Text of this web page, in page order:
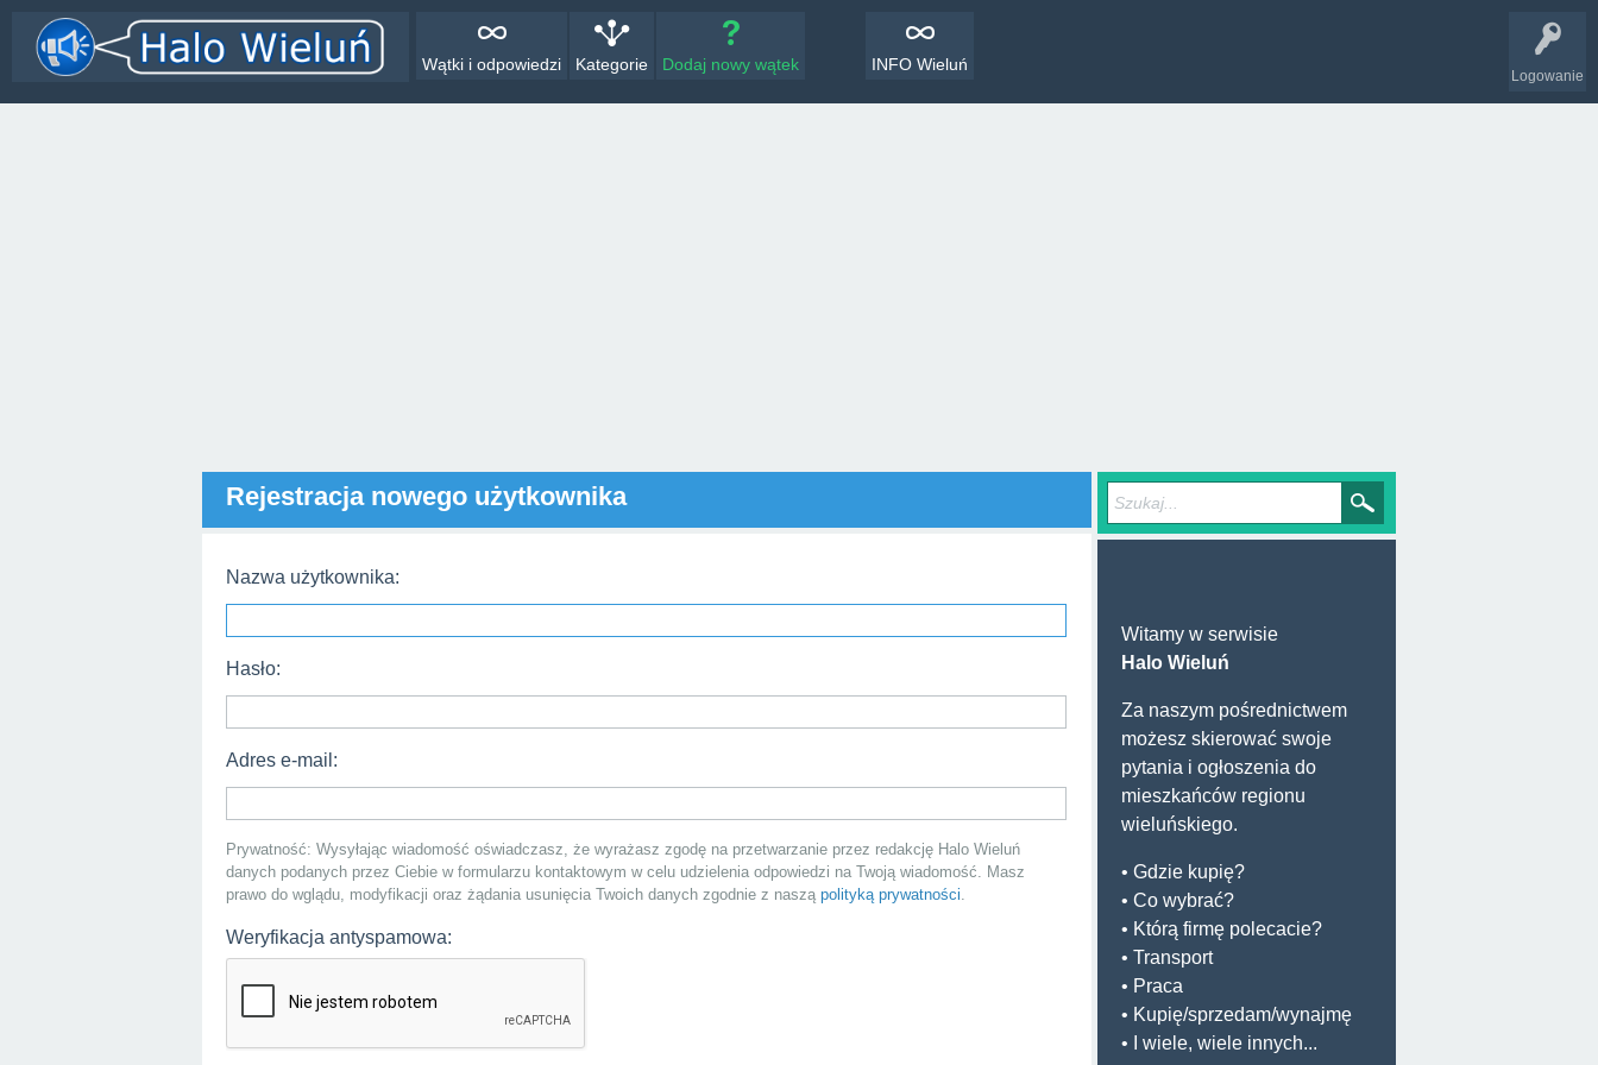
Logowanie
Wątki i odpowiedzi Kategorie Dodaj nowy wątek INFO Wieluń
Rejestracja nowego użytkownika
Nazwa użytkownika:
Hasło:
Adres e-mail:
Prywatność: Wysyłając wiadomość oświadczasz, że wyrażasz zgodę na przetwarzanie przez redakcję Halo Wieluń
danych podanych przez Ciebie w formularzu kontaktowym w celu udzielenia odpowiedzi na Twoją wiadomość. Masz
prawo do wglądu, modyfikacji oraz żądania usunięcia Twoich danych zgodnie z naszą polityką prywatności.
Weryfikacja antyspamowa:
Witamy w serwisie
Halo Wieluń
Za naszym pośrednictwem
możesz skierować swoje
pytania i ogłoszenia do
mieszkańców regionu
wieluńskiego.
• Gdzie kupię?
• Co wybrać?
• Którą firmę polecacie?
• Transport
• Praca
• Kupię/sprzedam/wynajmę
• I wiele, wiele innych...